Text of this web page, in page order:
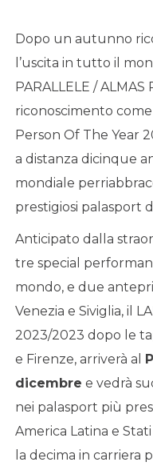
Dopo un autunno
l’uscita in tutto il
PARALLELE /
riconoscimento
Person Of The Year
a distanza dicinque
mondiale
prestigiosi palasport
Anticipato dalla
tre special
mondo, e due
Venezia e Siviglia, il
2023/2023 dopo le
e Firenze, arriverà al
dicembre e vedrà
nei palasport più
America Latina e
la decima in carriera